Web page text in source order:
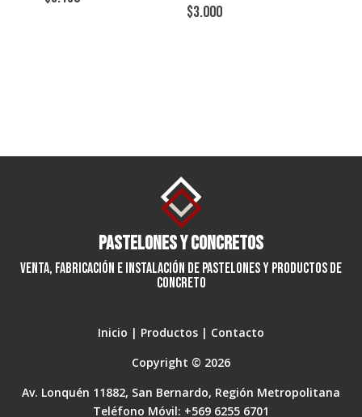
$3.000
Pastelones y Concretos
Venta, fabricación e instalación de pastelones y productos de
concreto
Inicio | Productos | Contacto
Copyright © 2026
Av. Lonquén 11882, San Bernardo, Región Metropolitana
Teléfono Móvil: +569 6255 6701